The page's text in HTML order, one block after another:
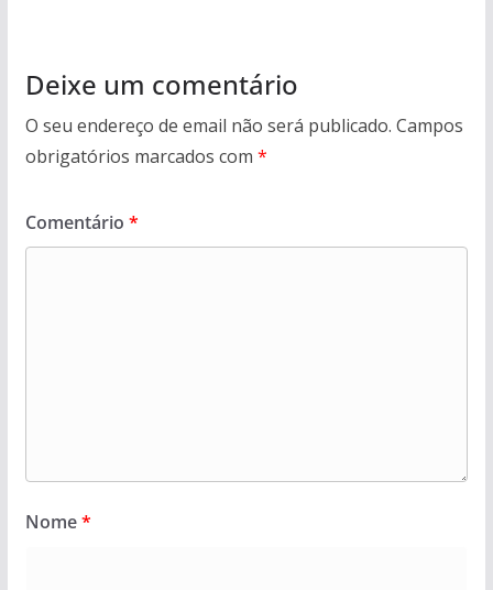
Deixe um comentário
O seu endereço de email não será publicado. Campos
obrigatórios marcados com *
Comentário *
Nome*